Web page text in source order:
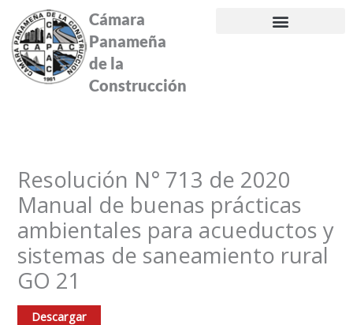
contenido
Cámara
Panameña
de la
Construcción
Resolución N° 713 de 2020
Manual de buenas prácticas
ambientales para acueductos y
sistemas de saneamiento rural
GO 21
Descargar